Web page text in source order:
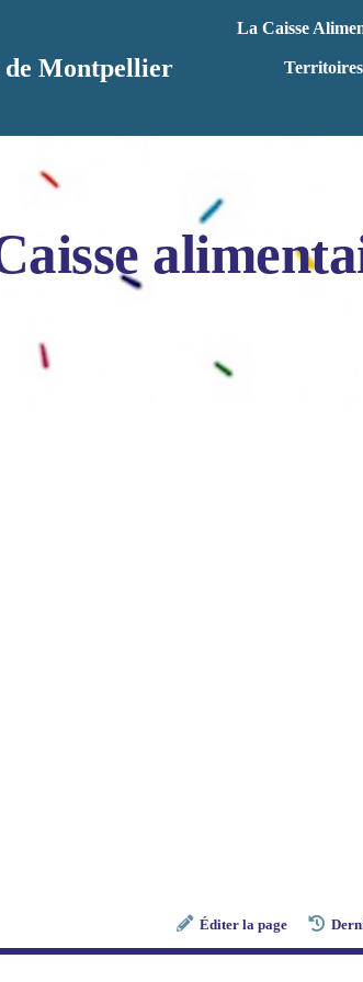
de Montpellier
La Caisse
Éditer la page